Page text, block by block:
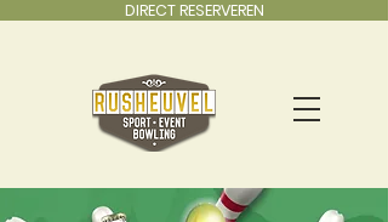
DIRECT RESERVEREN